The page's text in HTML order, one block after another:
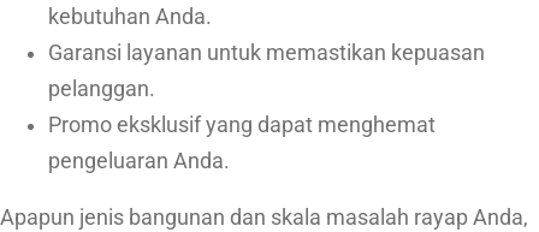
kebutuhan Anda.
Garansi layanan untuk memastikan kepuasan
pelanggan.
Promo eksklusif yang dapat menghemat
pengeluaran Anda.
Apapun jenis bangunan dan skala masalah rayap Anda,